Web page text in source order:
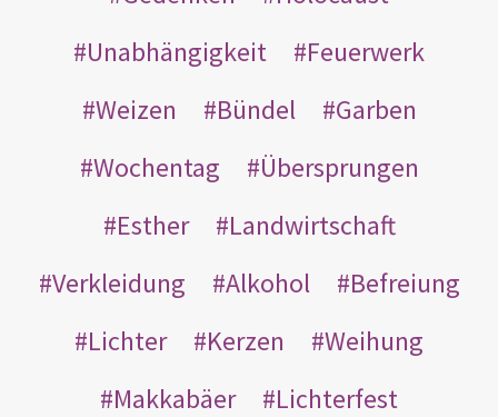
Unabhängigkeit
Feuerwerk
Weizen
Bündel
Garben
Wochentag
Übersprungen
Esther
Landwirtschaft
Verkleidung
Alkohol
Befreiung
Lichter
Kerzen
Weihung
Makkabäer
Lichterfest